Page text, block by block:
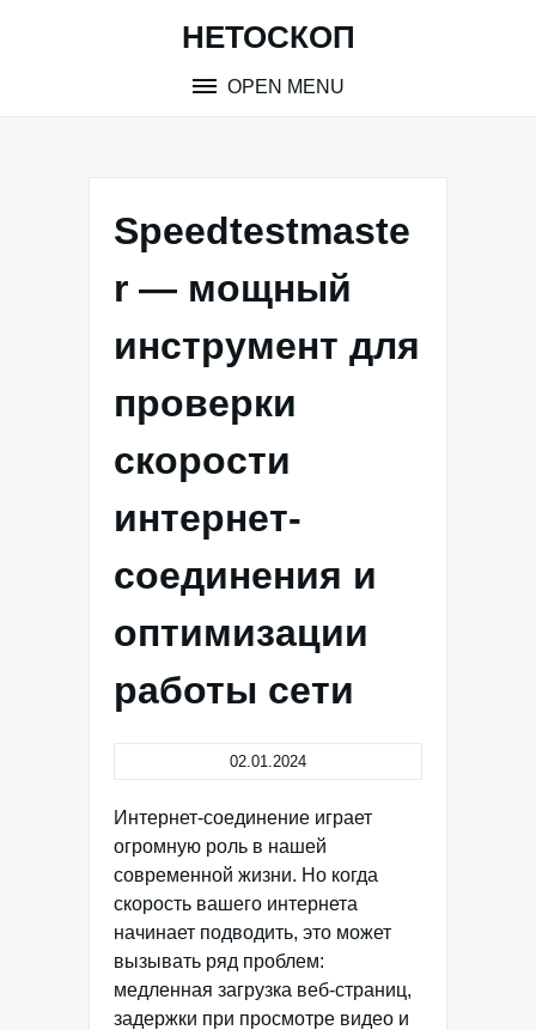
НЕТОСКОП
OPEN MENU
Speedtestmaste
r — мощный
инструмент для
проверки
скорости
интернет-
соединения и
оптимизации
работы сети
02.01.2024
Интернет-соединение играет
огромную роль в нашей
современной жизни. Но когда
скорость вашего интернета
начинает подводить, это может
вызывать ряд проблем:
медленная загрузка веб-страниц,
задержки при просмотре видео и